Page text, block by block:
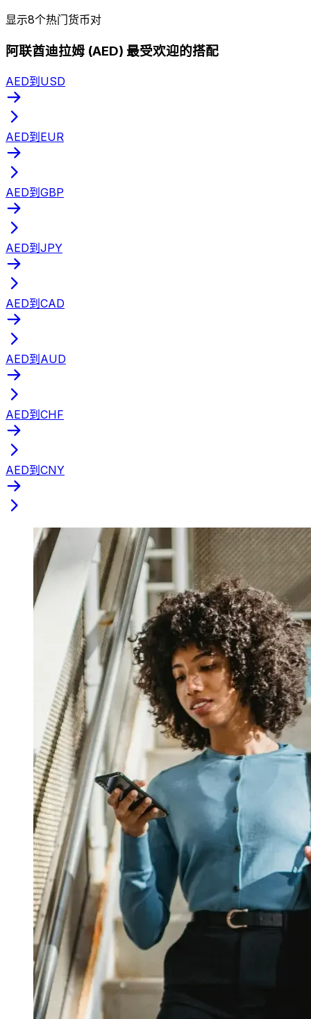
显示8个热门货币对
阿联酋迪拉姆 (AED) 最受欢迎的搭配
AED到USD
AED到EUR
AED到GBP
AED到JPY
AED到CAD
AED到AUD
AED到CHF
AED到CNY